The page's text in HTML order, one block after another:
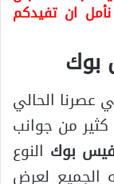
نأمل ان تفيدكم
بوك
عصرنا الحالي
من جوانب
بوك النوع
الجميع لعرض